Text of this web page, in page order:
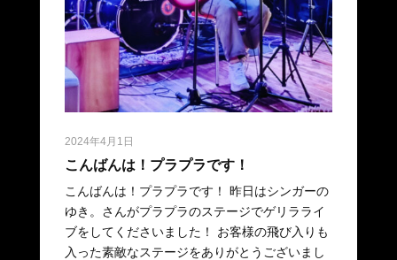
2024年4月1日
こんばんは！プラプラです！
こんばんは！プラプラです！ 昨日はシンガーの
ゆき。さんがプラプラのステージでゲリラライ
ブをしてくださいました！ お客様の飛び入りも
入った素敵なステージをありがとうございまし